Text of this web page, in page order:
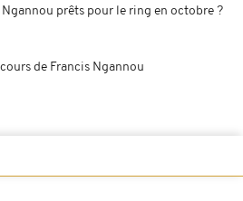
Ngannou prêts pour le ring en octobre ?
de Francis Ngannou